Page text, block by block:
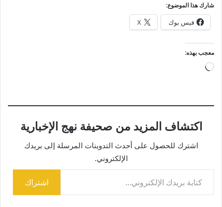
شارك هذا الموضوع:
فيس بوك X
معجب بهذه:
جاري
اكتشاف المزيد من صحيفة نهج الإخبارية
اشترك للحصول على أحدث التدوينات المرسلة إلى بريدك
الإلكتروني.
كتابة بريدك الإلكتروني...
اشتراك